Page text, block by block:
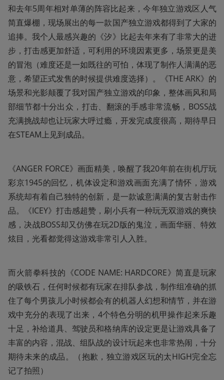
和去年5周年相对单薄的阵容比起来，今年独立游戏区人气
简直爆棚，现场展出的每一款国产独立游戏都得到了大家的
追捧。我个人最感兴趣的《汐》比起去年来有了非常大的进
步，打击感更加舒适，可利用的环境因素更多，场景更是美
的冒泡（难度还是一如既往的可怕，体现了制作人满满的恶
意，希望正式发售的时候提供难度选择）。《THE ARK》的
场景和光影颠覆了我对国产独立游戏的印象，整体画风和局
部细节都十分出众，打击、翻滚的手感非常流畅，BOSS战
充满挑战却也让玩家大呼过瘾，开发完成度很高，期待早日
在STEAM上见到成品。
《ANGER FORCE》画面精美，唤醒了我20年前在街机厅玩
彩京1945的回忆，机体设定和游戏画面充满了情怀，游戏
系统却有着自己独特的创新，是一款诚意满满的复古射击作
品。《ICEY》打击感超赞，刷小兵有一种玩无双游戏的爽快
感，决战BOSS却又仿佛在玩2D版的鬼泣，画面华丽、特效
炫目，光看都觉得这游戏非常引人入胜。
而火箭拳科技的《CODE NAME: HARDCORE》简直是玩家
的吸铁石，任何时候都有玩家在排队参战，制作组准确的抓
住了每个男孩儿小时候都会有的机器人幻想和情节，并在游
戏中充分的表现了出来，4个特色分明的机甲操作起来乐趣
十足，补给道具、驾驶员和格纳库的设定更是让游戏具备了
丰富的内容，混战、组队战的设计玩起来也非常热闹，十分
期待未来的成品。（抱歉，独立游戏区玩的太HIGH完全忘
记了拍照）